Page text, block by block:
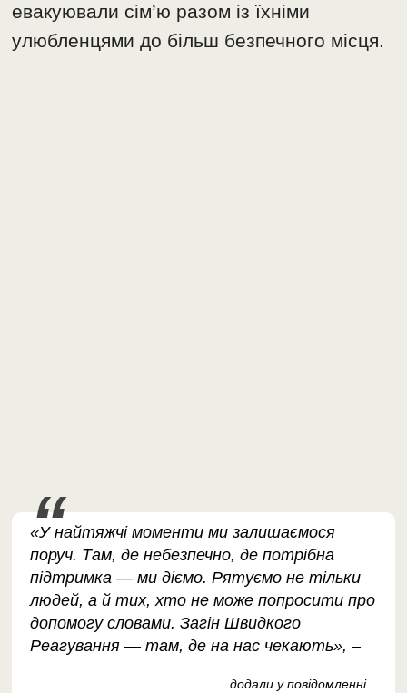
евакуювали сім’ю разом із їхніми
улюбленцями до більш безпечного місця.
«У найтяжчі моменти ми залишаємося
поруч. Там, де небезпечно, де потрібна
підтримка — ми діємо. Рятуємо не тільки
людей, а й тих, хто не може попросити про
допомогу словами. Загін Швидкого
Реагування — там, де на нас чекають», –
додали у повідомленні.